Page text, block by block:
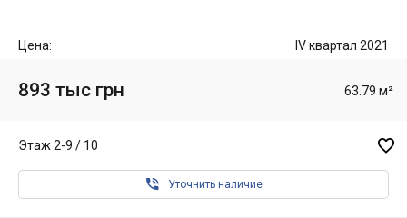
Цена: IV квартал 2021
893 тыс грн 63.79 м²
Этаж 2-9 / 10 
 Уточнить наличие